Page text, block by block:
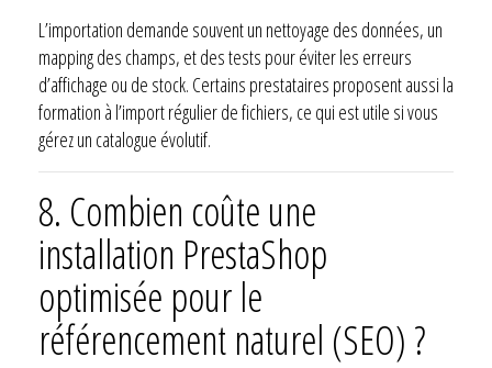
L’importation demande souvent un nettoyage des données, un
mapping des champs, et des tests pour éviter les erreurs
d’affichage ou de stock. Certains prestataires proposent aussi la
formation à l’import régulier de fichiers, ce qui est utile si vous
gérez un catalogue évolutif.
8. Combien coûte une
installation PrestaShop
optimisée pour le
référencement naturel (SEO) ?